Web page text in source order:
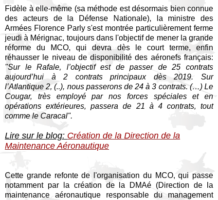
Fidèle à elle-même (sa méthode est désormais bien connue
des acteurs de la Défense Nationale), la ministre des
Armées Florence Parly s'est montrée particulièrement ferme
jeudi à Mérignac, toujours dans l'objectif de mener la grande
réforme du MCO, qui devra dès le court terme, enfin
réhausser le niveau de disponibilité des aéronefs français:
"Sur le Rafale, l’objectif est de passer de 25 contrats
aujourd’hui à 2 contrats principaux dès 2019. Sur
l’Atlantique 2, (..), nous passerons de 24 à 3 contrats. (…) Le
Cougar, très employé par nos forces spéciales et en
opérations extérieures, passera de 21 à 4 contrats, tout
comme le Caracal".
Lire sur le blog: Création de la Direction de la
Maintenance Aéronautique
Cette grande refonte de l'organisation du MCO, qui passe
notamment par la création de la DMAé (Direction de la
maintenance aéronautique responsable du management